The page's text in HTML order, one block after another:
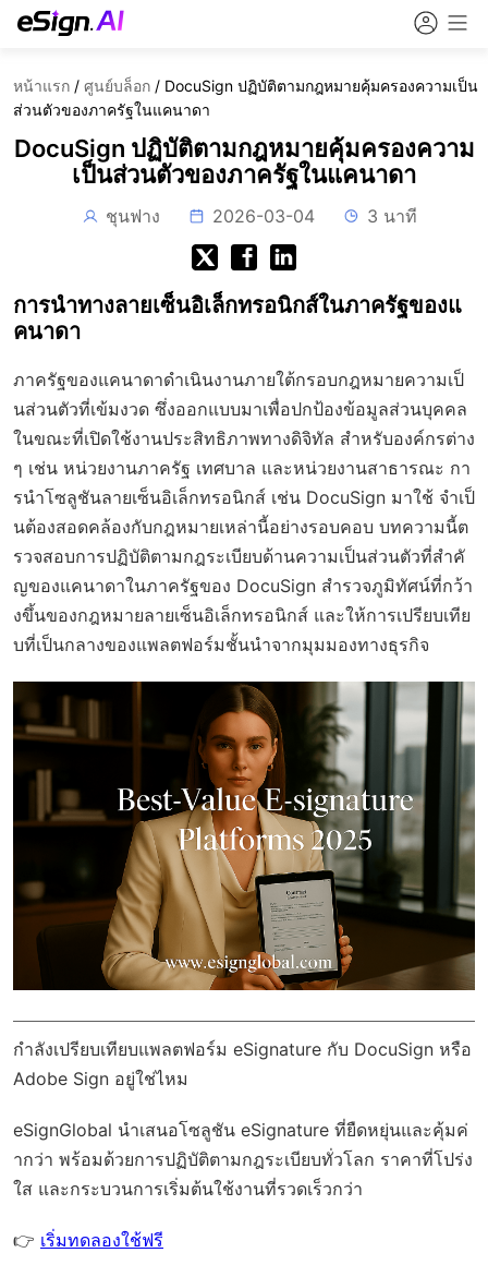
หน้าแรก / ศูนย์บล็อก / DocuSign ปฏิบัติตามกฎหมายคุ้มครองความเป็น
ส่วนตัวของภาครัฐในแคนาดา
DocuSign ปฏิบัติตามกฎหมายคุ้มครองความ
เป็นส่วนตัวของภาครัฐในแคนาดา
ชุนฟาง 2026-03-04 3 นาที
การนำทางลายเซ็นอิเล็กทรอนิกส์ในภาครัฐของแ
คนาดา
ภาครัฐของแคนาดาดำเนินงานภายใต้กรอบกฎหมายความเป็
นส่วนตัวที่เข้มงวด ซึ่งออกแบบมาเพื่อปกป้องข้อมูลส่วนบุคคล
ในขณะที่เปิดใช้งานประสิทธิภาพทางดิจิทัล สำหรับองค์กรต่าง
ๆ เช่น หน่วยงานภาครัฐ เทศบาล และหน่วยงานสาธารณะ กา
รนำโซลูชันลายเซ็นอิเล็กทรอนิกส์ เช่น DocuSign มาใช้ จำเป็
นต้องสอดคล้องกับกฎหมายเหล่านี้อย่างรอบคอบ บทความนี้ต
รวจสอบการปฏิบัติตามกฎระเบียบด้านความเป็นส่วนตัวที่สำคั
ญของแคนาดาในภาครัฐของ DocuSign สำรวจภูมิทัศน์ที่กว้า
งขึ้นของกฎหมายลายเซ็นอิเล็กทรอนิกส์ และให้การเปรียบเทีย
บที่เป็นกลางของแพลตฟอร์มชั้นนำจากมุมมองทางธุรกิจ
กำลังเปรียบเทียบแพลตฟอร์ม eSignature กับ DocuSign หรือ
Adobe Sign อยู่ใช่ไหม
eSignGlobal นำเสนอโซลูชัน eSignature ที่ยืดหยุ่นและคุ้มค่
ากว่า พร้อมด้วยการปฏิบัติตามกฎระเบียบทั่วโลก ราคาที่โปร่ง
ใส และกระบวนการเริ่มต้นใช้งานที่รวดเร็วกว่า
👉 เริ่มทดลองใช้ฟรี